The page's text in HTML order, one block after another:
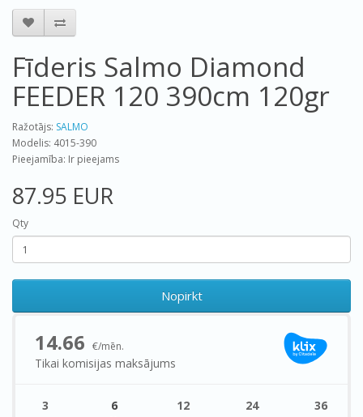
Fīderis Salmo Diamond
FEEDER 120 390cm 120gr
Ražotājs: SALMO
Modelis: 4015-390
Pieejamība: Ir pieejams
87.95 EUR
Qty
Nopirkt